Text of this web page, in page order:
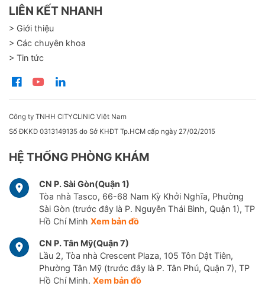
LIÊN KẾT NHANH
> Giới thiệu
> Các chuyên khoa
> Tin tức
Công ty TNHH CITYCLINIC Việt Nam
Số ĐKKD 0313149135 do Sở KHĐT Tp.HCM cấp ngày 27/02/2015
HỆ THỐNG PHÒNG KHÁM
CN P. Sài Gòn(Quận 1)
Tòa nhà Tasco, 66-68 Nam Kỳ Khởi Nghĩa, Phường
Sài Gòn (trước đây là P. Nguyễn Thái Bình, Quận 1), TP
Hồ Chí Minh Xem bản đồ
CN P. Tân Mỹ(Quận 7)
Lầu 2, Tòa nhà Crescent Plaza, 105 Tôn Dật Tiên,
Phường Tân Mỹ (trước đây là P. Tân Phú, Quận 7), TP
Hồ Chí Minh. Xem bản đồ